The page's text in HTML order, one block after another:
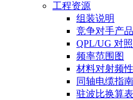
工程资源
组装说明
竞争对手产
QPL/UG 对
频率范围图
材料对射频
同轴电缆指南
驻波比换算表